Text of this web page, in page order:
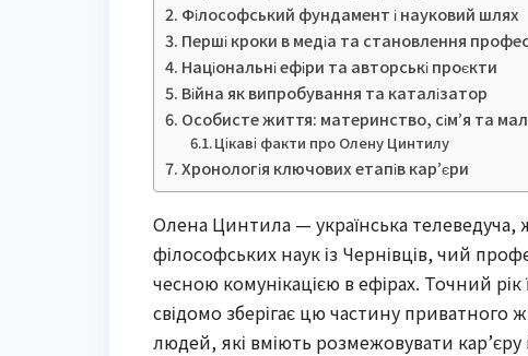
Філософський фундамент і науковий шлях
Перші кроки в медіа та становлення
Національні ефіри та авторські проєкти
Війна як випробування та каталізатор
Особисте життя: материнство, сім’я та
Цікаві факти про Олену Цинтилу
Хронологія ключових етапів кар’єри
Олена Цинтила — українська телеведуча,
філософських наук із Чернівців, чий
чесною комунікацією в ефірах. Точний
свідомо зберігає цю частину приватного
людей, які вміють розмежовувати